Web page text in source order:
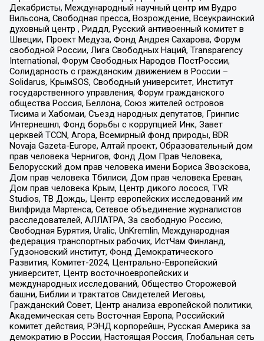
Декабристы, Международный научный центр им Вудро
Вильсона, Свободная пресса, Возрождение, Всеукраинский
духовный центр , Риддл, Русский антивоенный комитет в
Швеции, Проект Медуза, Фонд Андрея Сахарова, Форум
свободной России, Лига Свободных Наций, Transparеncy
International, Форум Свободных Народов ПостРоссии,
Солидарность с гражданским движением в России –
Solidarus, КрымSOS, Свободный университет, Институт
государственного управления, Форум гражданского
общества Россия, Беллона, Союз жителей островов
Тисима и Хабомаи, Съезд народных депутатов, Гринпис
Интернешнл, Фонд борьбы с коррупцией Инк, Завет
церквей TCCN, Агора, Всемирный фонд природы, BDR
Novaja Gazeta-Europe, Алтай проект, Образовательный дом
прав человека Чернигов, Фонд Дом Прав Человека,
Белорусский дом прав человека имени Бориса Звозскова,
Дом прав человека Тбилиси, Дом прав человека Ереван,
Дом прав человека Крым, Центр дикого лосося, TVR
Studios, ТВ Дождь, Центр европейских исследований им
Вилфрида Мартенса, Сетевое объединение журналистов
расследователей, АЛЛАТРА, За свободную Россию,
Свободная Бурятия, Uralic, UnKremlin, Международная
федерация транспортных рабочих, ИстЧам Финланд,
Гудзоновский институт, Фонд Демократического
Развития, Комитет-2024, Центрально-Европейский
университет, Центр восточноевропейских и
международных исследований, Общество Сторожевой
башни, Библии и трактатов Свидетелей Иеговы,
Гражданский Совет, Центр анализа европейской политики,
Академическая сеть Восточная Европа, Российский
комитет действия, РЭНД корпорейшн, Русская Америка за
демократию в России, Настоящая Россия, Глобальная сеть